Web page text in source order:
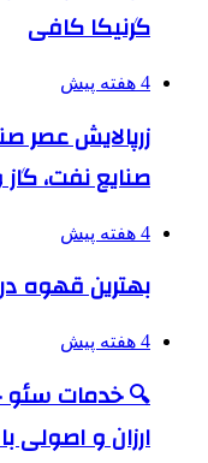
گرنیکا کافی
4 هفته پیش
صنایع نفت،
4 هفته پیش
بهترین قهوه
4 هفته پیش
ارزان و اصولی